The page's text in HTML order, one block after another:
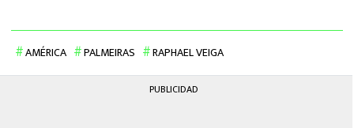
AMÉRICA PALMEIRAS RAPHAEL VEIGA
PUBLICIDAD